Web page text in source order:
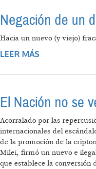
Negación de un
Hacia un nuevo (y viejo)
LEER MÁS
El Nación no se
Acorralado por las
internacionales del
de la promoción de la
Milei, firmó un nuevo e
que establece la conversión